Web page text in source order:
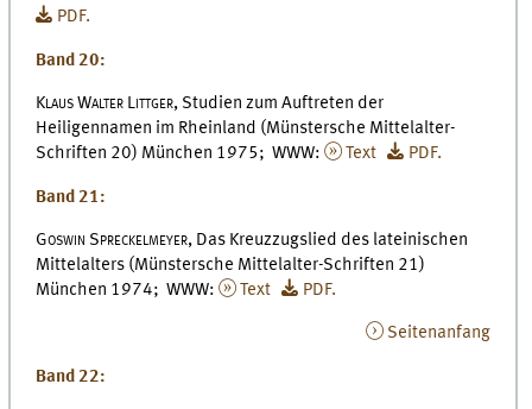
PDF.
Band 20:
Klaus Walter Littger, Studien zum Auftreten der
Heiligennamen im Rheinland (Münstersche Mittelalter-
Schriften 20) München 1975; WWW:
Text PDF.
Band 21:
Goswin Spreckelmeyer, Das Kreuzzugslied des lateinischen
Mittelalters (Münstersche Mittelalter-Schriften 21)
München 1974; WWW:
Text PDF.
Seitenanfang
Band 22: